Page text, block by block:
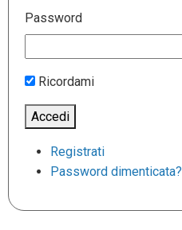
Password
Ricordami
Accedi
Registrati
Password dimenticata?